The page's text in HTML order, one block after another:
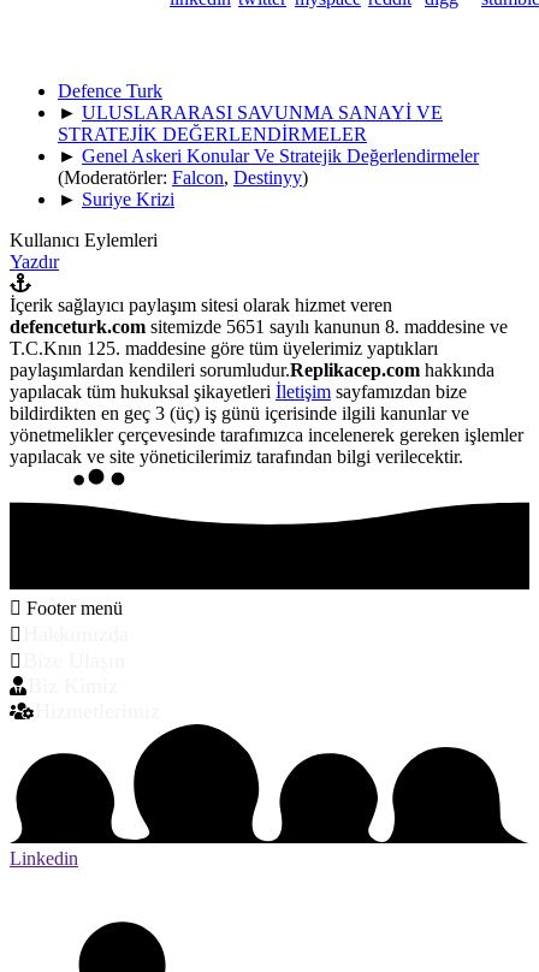
Defence Turk
► ULUSLARARASI SAVUNMA SANAYİ VE
STRATEJİK DEĞERLENDİRMELER
► Genel Askeri Konular Ve Stratejik Değerlendirmeler
(Moderatörler: Falcon, Destinyy)
► Suriye Krizi
Kullanıcı Eylemleri
Yazdır
İçerik sağlayıcı paylaşım sitesi olarak hizmet veren
defenceturk.com sitemizde 5651 sayılı kanunun 8. maddesine ve
T.C.Knın 125. maddesine göre tüm üyelerimiz yaptıkları
paylaşımlardan kendileri sorumludur.Replikacep.com hakkında
yapılacak tüm hukuksal şikayetleri İletişim sayfamızdan bize
bildirdikten en geç 3 (üç) iş günü içerisinde ilgili kanunlar ve
yönetmelikler çerçevesinde tarafımızca incelenerek gereken işlemler
yapılacak ve site yöneticilerimiz tarafından bilgi verilecektir.
Footer menü
Linkedin